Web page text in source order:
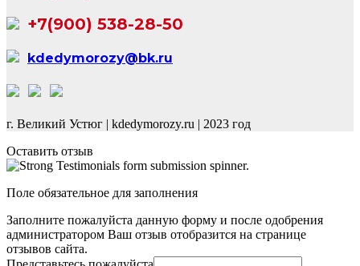
+7(900) 538-28-50
kdedymorozy@bk.ru
г. Великий Устюг | kdedymorozy.ru | 2023 год
Оставить отзыв
Поле обязательное для заполнения
Заполните пожалуйста данную форму и после одобрения
администратором Ваш отзыв отобразится на странице
отзывов сайта.